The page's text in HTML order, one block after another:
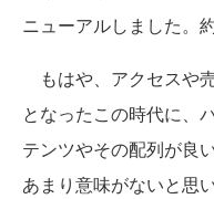
ニューアルしました。
もはや、アクセスや
となったこの時代に、
テンツやその配列が良
あまり意味がないと思